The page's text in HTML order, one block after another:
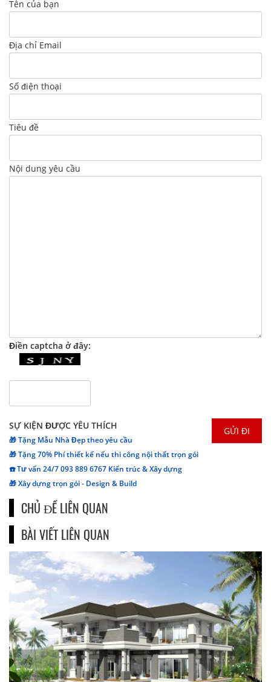
Tên của bạn
Địa chỉ Email
Số điện thoại
Tiêu đề
Nội dung yêu cầu
Điền captcha ở đây:
SỰ KIỆN ĐƯỢC YÊU THÍCH
🎁 Tặng Mẫu Nhà Đẹp theo yêu cầu
🎁 Tặng 70% Phí thiết kế nếu thi công nội thất trọn gói
☎️ Tư vấn 24/7 093 889 6767 Kiến trúc & Xây dựng
🎁 Xây dựng trọn gói - Design & Build
CHỦ ĐỀ LIÊN QUAN
BÀI VIẾT LIÊN QUAN